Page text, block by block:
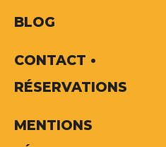
BLOG
CONTACT •
RÉSERVATIONS
MENTIONS